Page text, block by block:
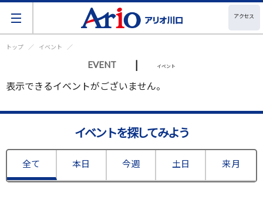
アクセス
トップ イベント
EVENT | イベント
表示できるイベントがございません。
イベントを探してみよう
全て 本日 今週 土日 来月